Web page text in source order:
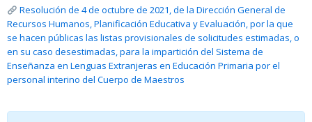
Resolución de 4 de octubre de 2021, de la Dirección General de
Recursos Humanos, Planificación Educativa y Evaluación, por la que
se hacen públicas las listas provisionales de solicitudes estimadas, o
en su caso desestimadas, para la impartición del Sistema de
Enseñanza en Lenguas Extranjeras en Educación Primaria por el
personal interino del Cuerpo de Maestros